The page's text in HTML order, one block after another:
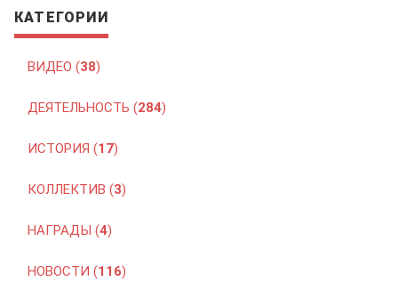
КАТЕГОРИИ
ВИДЕО (38)
ДЕЯТЕЛЬНОСТЬ (284)
ИСТОРИЯ (17)
КОЛЛЕКТИВ (3)
НАГРАДЫ (4)
НОВОСТИ (116)